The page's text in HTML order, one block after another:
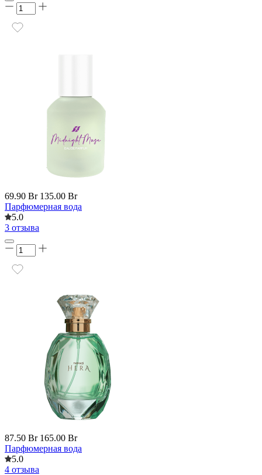
69.90 Br 135.00 Br
Парфюмерная вода
5.0
3 отзыва
87.50 Br 165.00 Br
Парфюмерная вода
5.0
4 отзыва